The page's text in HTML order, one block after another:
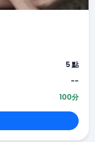
5 點
--
100分